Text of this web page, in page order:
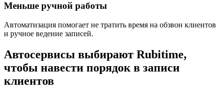
Меньше ручной работы
Автоматизация помогает не тратить время на обзвон клиентов
и ручное ведение записей.
Автосервисы выбирают Rubitime,
чтобы навести порядок в записи
клиентов